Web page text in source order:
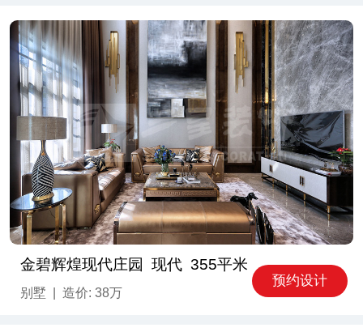
金碧辉煌现代庄园 现代 355平米
别墅 | 造价: 38万
预约设计